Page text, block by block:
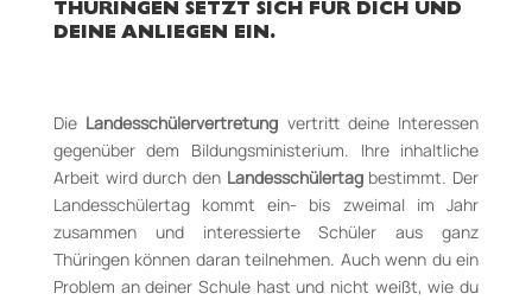
THÜRINGEN SETZT SICH FÜR DICH UND
DEINE ANLIEGEN EIN.
Die Landesschülervertretung vertritt deine Inte­res­sen
gegenüber dem Bildungsministerium. Ih­re inhaltliche
Arbeit wird durch den Lan­des­schü­ler­tagbestimmt. Der
Landesschülertag kommt ein- bis zweimal im Jahr
zusammen und in­te­ressierte Schüler aus ganz
Thüringen kön­nen da­ran teilnehmen. Auch wenn du ein
Problem an dei­ner Schule hast und nicht weißt, wie du